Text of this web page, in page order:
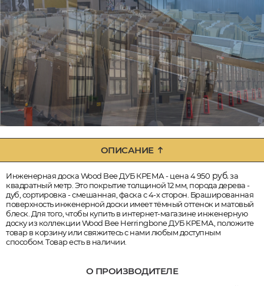
ОПИСАНИЕ
Инженерная доска Wood Bee ДУБ КРЕМА - цена 4 950 руб.за
квадратный метр. Это покрытие толщиной 12 мм, порода дерева -
дуб, сортировка - смешанная, фаска с 4-х сторон. Брашированная
поверхность инженерной доски имеет тёмный оттенок и матовый
блеск. Для того, чтобы купить в интернет-магазине инженерную
доску из коллекции Wood Bee Herringbone ДУБ КРЕМА, положите
товар в корзину или свяжитесь с нами любым доступным
способом. Товар есть в наличии.
О ПРОИЗВОДИТЕЛЕ